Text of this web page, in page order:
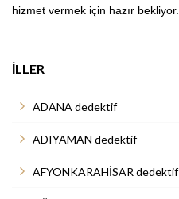
hizmet vermek için hazır bekliyor.
İLLER
ADANA dedektif
ADIYAMAN dedektif
AFYONKARAHİSAR dedektif